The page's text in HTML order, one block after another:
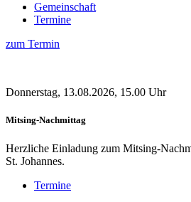
Gemeinschaft
Termine
zum Termin
Donnerstag, 13.08.2026, 15.00 Uhr
Mitsing-Nachmittag
Herzliche Einladung zum Mitsing-
St. Johannes.
Termine